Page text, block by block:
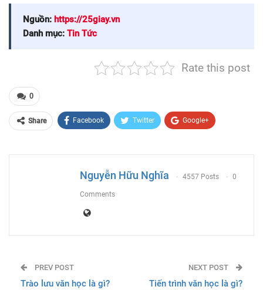
Nguồn: https://25giay.vn
Danh mục: Tin Tức
Rate this post
0
Share Facebook Twitter Google+
Nguyễn Hữu Nghĩa 4557 Posts 0
Comments
PREV POST
Trào lưu văn học là gì?
NEXT POST
Tiến trình văn học là gì?